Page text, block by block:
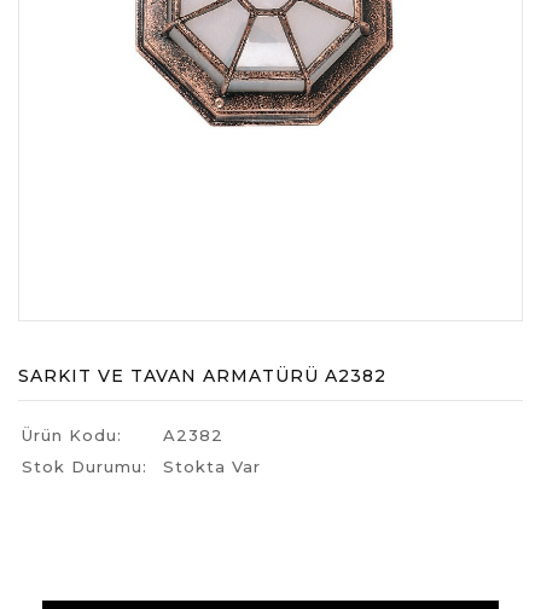
SARKIT VE TAVAN ARMATÜRÜ A2382
Ürün Kodu:
A2382
Stok Durumu:
Stokta Var